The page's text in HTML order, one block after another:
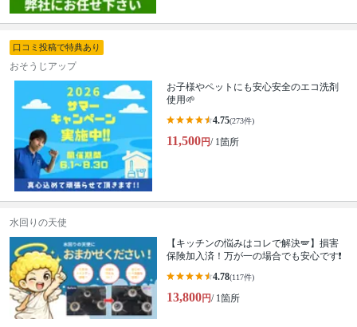
口コミ投稿で特典あり
おそうじアップ
お子様やペットにも安心安全のエコ洗剤
使用🌱
4.75(273件)
11,500円/ 1箇所
水回りの天使
【キッチンの悩みはコレで解決🪽】損害
保険加入済！万が一の場合でも安心です❗️
4.78(117件)
13,800円/ 1箇所